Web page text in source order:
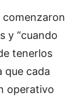
comenzaron
y “cuando
tenerlos
que cada
operativo